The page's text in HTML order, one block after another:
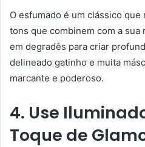
O esfumado é um clássico que
tons que combinem com a sua
em degradês para criar
delineado gatinho e muita
marcante e poderoso.
4. Use
Toque de